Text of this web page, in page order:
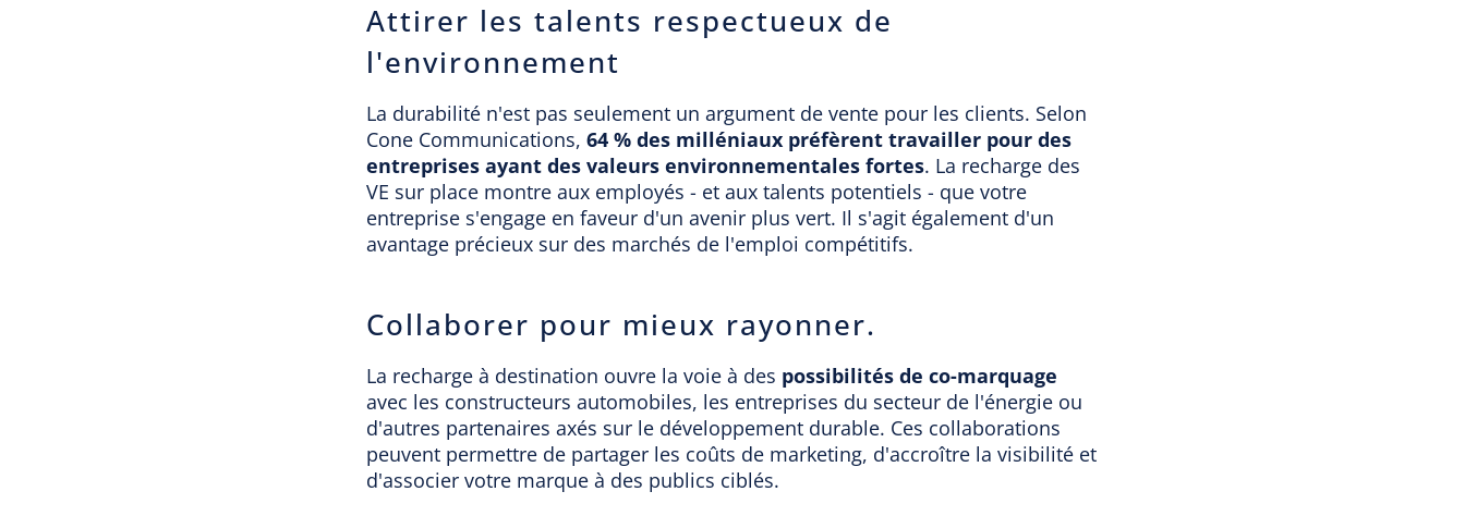
Attirer les talents respectueux de
l'environnement
La durabilité n'est pas seulement un argument de vente pour les clients. Selon
Cone Communications, 64 % des milléniaux préfèrent travailler pour des
entreprises ayant des valeurs environnementales fortes. La recharge des
VE sur place montre aux employés - et aux talents potentiels - que votre
entreprise s'engage en faveur d'un avenir plus vert. Il s'agit également d'un
avantage précieux sur des marchés de l'emploi compétitifs.
Collaborer pour mieux rayonner.
La recharge à destination ouvre la voie à des possibilités de co-marquage
avec les constructeurs automobiles, les entreprises du secteur de l'énergie ou
d'autres partenaires axés sur le développement durable. Ces collaborations
peuvent permettre de partager les coûts de marketing, d'accroître la visibilité et
d'associer votre marque à des publics ciblés.